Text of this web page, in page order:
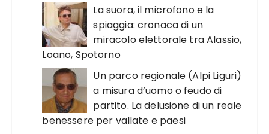
La suora, il microfono e la
spiaggia: cronaca di un
miracolo elettorale tra Alassio,
Loano, Spotorno
Un parco regionale (Alpi Liguri)
a misura d’uomo o feudo di
partito. La delusione di un reale
benessere per vallate e paesi